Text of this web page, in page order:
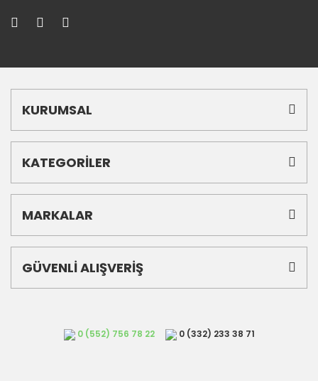
KURUMSAL
KATEGORİLER
MARKALAR
GÜVENLİ ALIŞVERİŞ
0 (552) 756 78 22 0 (332) 233 38 71